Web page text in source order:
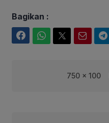
Bagikan :
750 x 100